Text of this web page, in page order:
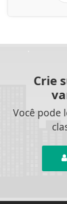
Crie
Você pode